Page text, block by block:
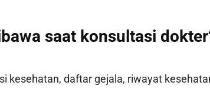
saat konsultasi
kesehatan, daftar gejala, riwayat